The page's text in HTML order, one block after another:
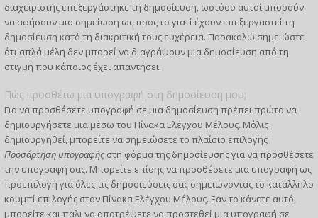
διαχειριστής επεξεργάστηκε τη δημοσίευση, ωστόσο αυτοί μπορούν
να αφήσουν μια σημείωση ως προς το γιατί έχουν επεξεργαστεί τη
δημοσίευση κατά τη διακριτική τους ευχέρεια. Παρακαλώ σημειώστε
ότι απλά μέλη δεν μπορεί να διαγράψουν μια δημοσίευση από τη
στιγμή που κάποιος έχει απαντήσει.
Πώς προσθέτω μια υπογραφή στη δημοσίευση μου;
Για να προσθέσετε υπογραφή σε μια δημοσίευση πρέπει πρώτα να
δημιουργήσετε μια μέσω του Πίνακα Ελέγχου Μέλους. Μόλις
δημιουργηθεί, μπορείτε να σημειώσετε το πλαίσιο επιλογής
Προσάρτηση υπογραφής στη φόρμα της δημοσίευσης για να προσθέσετε
την υπογραφή σας. Μπορείτε επίσης να προσθέσετε μια υπογραφή ως
προεπιλογή για όλες τις δημοσιεύσεις σας σημειώνοντας το κατάλληλο
κουμπί επιλογής στον Πίνακα Ελέγχου Μέλους. Εάν το κάνετε αυτό,
μπορείτε και πάλι να αποτρέψετε να προστεθεί μια υπογραφή σε